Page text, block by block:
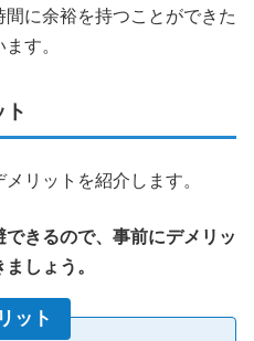
に余裕を持つことができた
す。
リットを紹介します。
きるので、事前にデメリッ
しょう。
ット